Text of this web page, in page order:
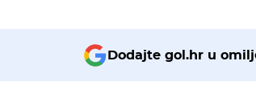
Dodajte gol.hr u